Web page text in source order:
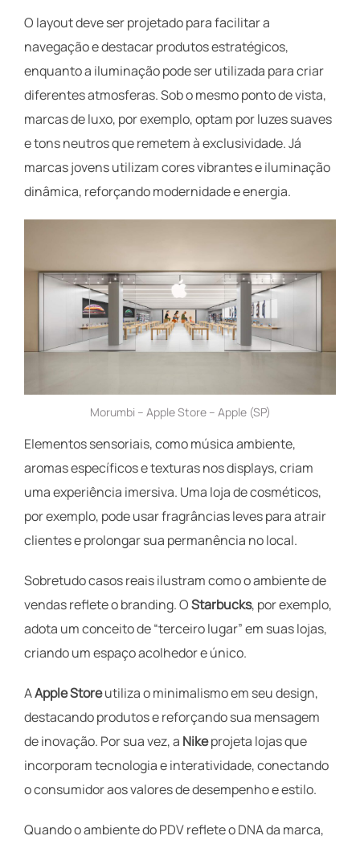
O layout deve ser projetado para facilitar a
navegação e destacar produtos estratégicos,
enquanto a iluminação pode ser utilizada para criar
diferentes atmosferas. Sob o mesmo ponto de vista,
marcas de luxo, por exemplo, optam por luzes suaves
e tons neutros que remetem à exclusividade. Já
marcas jovens utilizam cores vibrantes e iluminação
dinâmica, reforçando modernidade e energia.
Morumbi – Apple Store – Apple (SP)
Elementos sensoriais, como música ambiente,
aromas específicos e texturas nos displays, criam
uma experiência imersiva. Uma loja de cosméticos,
por exemplo, pode usar fragrâncias leves para atrair
clientes e prolongar sua permanência no local.
Sobretudo casos reais ilustram como o ambiente de
vendas reflete o branding. OStarbucks, por exemplo,
adota um conceito de “terceiro lugar” em suas lojas,
criando um espaço acolhedor e único.
AApple Storeutiliza o minimalismo em seu design,
destacando produtos e reforçando sua mensagem
de inovação. Por sua vez, a Nikeprojeta lojas que
incorporam tecnologia e interatividade, conectando
o consumidor aos valores de desempenho e estilo.
Quando o ambiente do PDV reflete o DNA da marca,